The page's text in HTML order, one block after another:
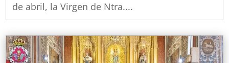
de abril, la Virgen de Ntra....